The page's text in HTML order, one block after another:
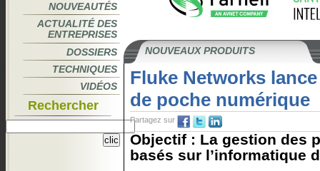
NOUVEAUTÉS
ACTUALITÉ DES
ENTREPRISES
DOSSIERS
TECHNIQUES
VIDÉOS
Rechercher
NOUVEAUX PRODUITS
Fluke Networks
de poche numérique
Partagez sur
Objectif : La gestion des
basés sur l’informatique